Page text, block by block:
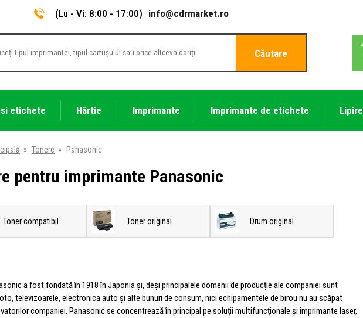
(Lu - Vi: 8:00 - 17:00) info@cdrmarket.ro
Căutare
etichete Hârtie Imprimante Imprimante de etichete Lipire
» Tonere » Panasonic
pentru imprimante Panasonic
Toner compatibil Toner original Drum original
a fost fondată în 1918 în Japonia și, deși principalele domenii de producție ale companiei sunt
televizoarele, electronica auto și alte bunuri de consum, nici echipamentele de birou nu au scăpat
companiei. Panasonic se concentrează în principal pe soluții multifuncționale și imprimante laser,